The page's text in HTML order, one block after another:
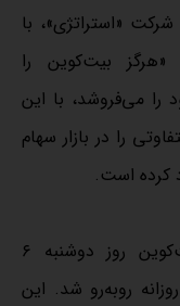
«استراتژی»، با
بیت‌کوین را
را می‌فروشد، با این
را در بازار سهام
کرده است.
سهام شرکت‌های مطرح استخراج بیت‌کوین روز دوشنبه ۶
روبه‌رو شد. این